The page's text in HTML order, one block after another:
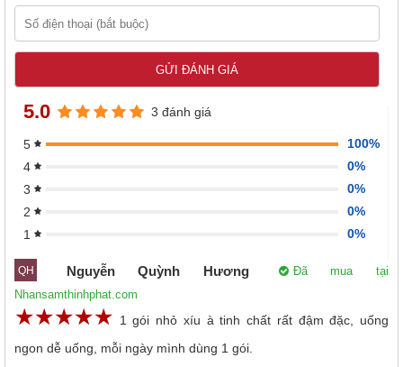
5.0 3 đánh giá
5
100%
4
0%
3
0%
2
0%
1
0%
QH Nguyễn Quỳnh Hương
Đã mua tại
Nhansamthinhphat.com
☆☆☆☆☆
★★★★★ 1 gói nhỏ xíu à tinh chất rất đậm đặc, uống
ngon dễ uống, mỗi ngày mình dùng 1 gói.